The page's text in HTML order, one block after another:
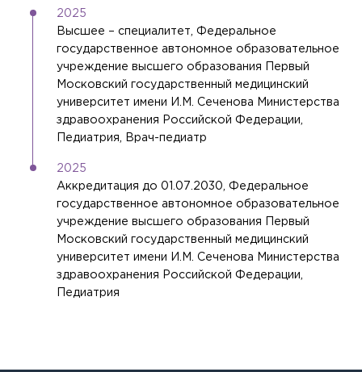
2025
Высшее – специалитет, Федеральное
государственное автономное образовательное
учреждение высшего образования Первый
Московский государственный медицинский
университет имени И.М. Сеченова Министерства
здравоохранения Российской Федерации,
Педиатрия, Врач-педиатр
2025
Аккредитация до 01.07.2030, Федеральное
государственное автономное образовательное
учреждение высшего образования Первый
Московский государственный медицинский
университет имени И.М. Сеченова Министерства
здравоохранения Российской Федерации,
Педиатрия